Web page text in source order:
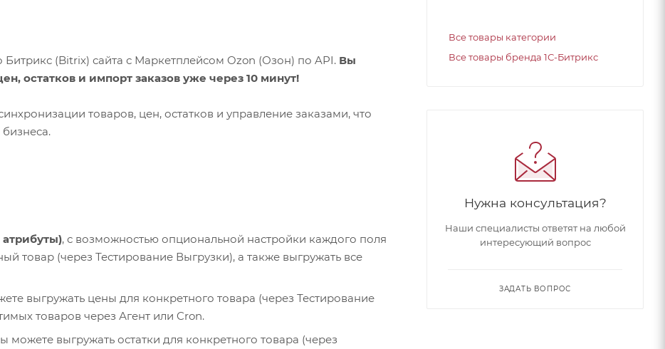
(Bitrix) сайта с Маркетплейсом Ozon (Озон) по API. Вы
остатков и импорт заказов уже через 10 минут!
товаров, цен, остатков и управление заказами, что
атрибуты), с возможностью опциональной настройки каждого поля
товар (через Тестирование Выгрузки), а также выгружать все
выгружать цены для конкретного товара (через Тестирование
товаров через Агент или Cron.
можете выгружать остатки для конкретного товара (через
Все товары категории
Все товары бренда 1С-Битрикс
Нужна консультация?
Наши специалисты ответят на любой
интересующий вопрос
ЗАДАТЬ ВОПРОС